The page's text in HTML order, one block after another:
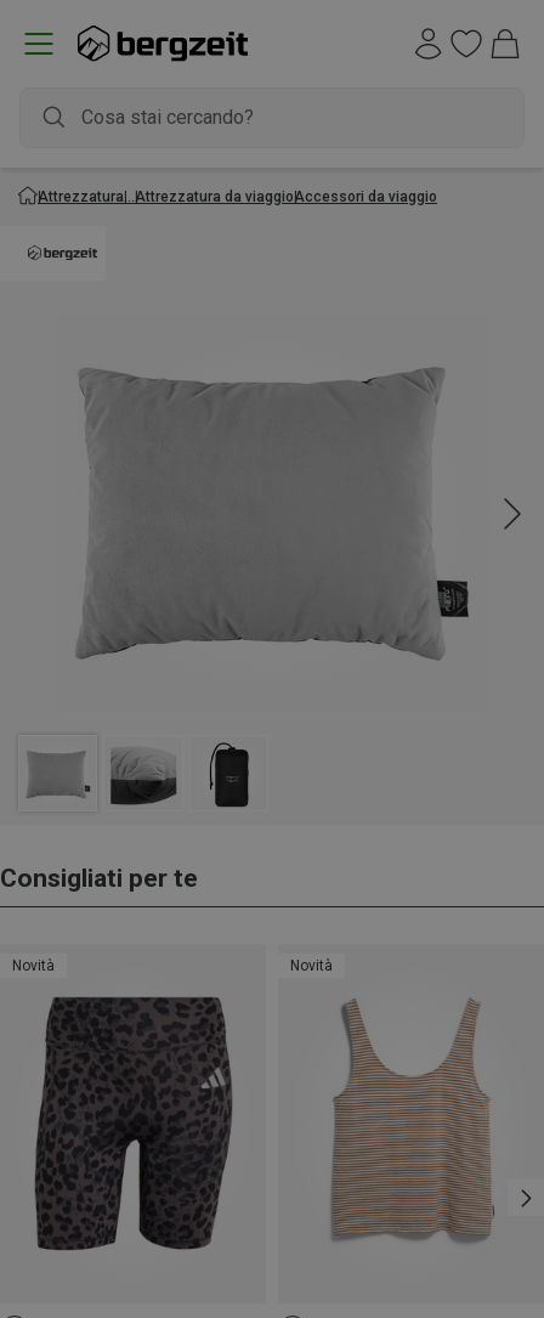
Attrezzatura Attrezzatura da viaggioAccessori da viaggio
Consigliati per te
Novità Novità